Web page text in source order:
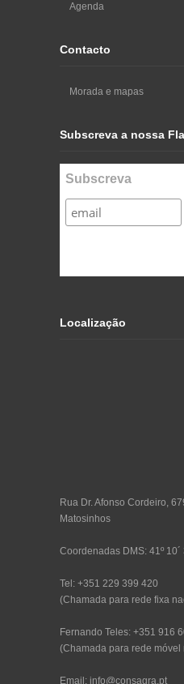
Agenda
Contacto
Morada e mapas
Subscreva a nossa
Subscreva
Localização
Rua Dr. Afonso Cordeiro,
Matosinhos
Coordenadas DMS: 41º 10´
Tel: +351 229 399 420
(Chamada para rede fixa
Fernando Teles: +351 916
(Chamada para rede móvel
Email: info@consagra.pt